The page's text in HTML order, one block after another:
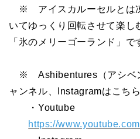
※ アイスカルーセルとは
いてゆっくり回転させて楽し
「氷のメリーゴーランド」で
※ Ashibentures（アシベ
ャンネル、Instagramはこち
・Youtube
https://